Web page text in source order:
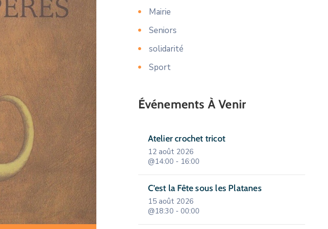
Mairie
Seniors
solidarité
Sport
Événements À Venir
Atelier crochet tricot
12 août 2026
@14:00 - 16:00
C’est la Fête sous les Platanes
15 août 2026
@18:30 - 00:00